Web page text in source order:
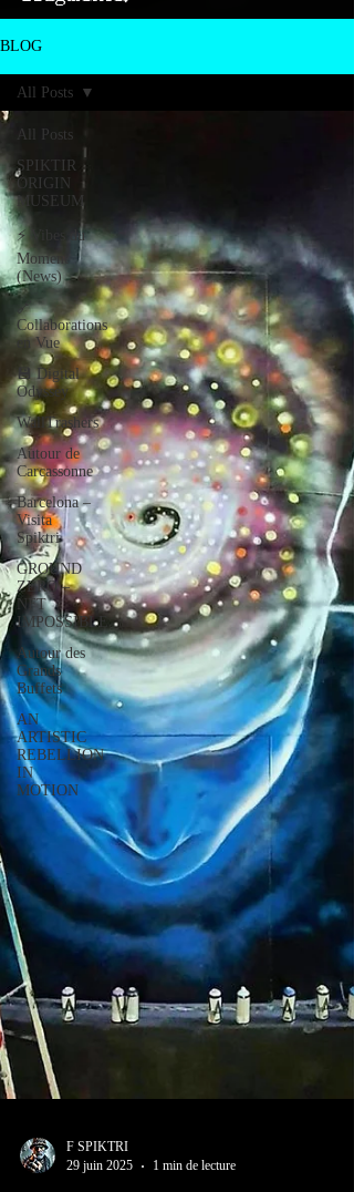
BLOG
All Posts
SPIKTIR
ORIGIN
MUSEUM
⚡ Vibes du
Moment
(News)
🔗
Collaborations
en Vue
💾 Digital
Odyssey
WallTrashers
Autour de
Carcassonne
Barcelona –
Visita
Spiktri
GROUND
ZERO –
NFT
IMPOSSIBLE
Autour des
Grands
Buffets
AN
ARTISTIC
REBELLION
IN
MOTION
All Posts